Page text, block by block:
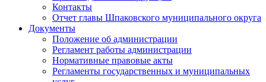
Контакты
Отчет главы Шпаковского муниципального округа
Документы
Положение об администрации
Регламент работы администрации
Нормативные правовые акты
Регламенты государственных и муниципальных